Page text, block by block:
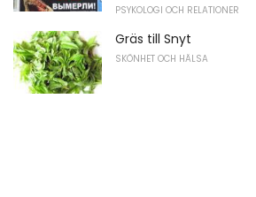
PSYKOLOGI OCH RELATIONER
Gräs till Snyt
SKÖNHET OCH HÄLSA